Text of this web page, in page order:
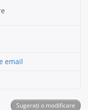
email
Sugerați o modificare